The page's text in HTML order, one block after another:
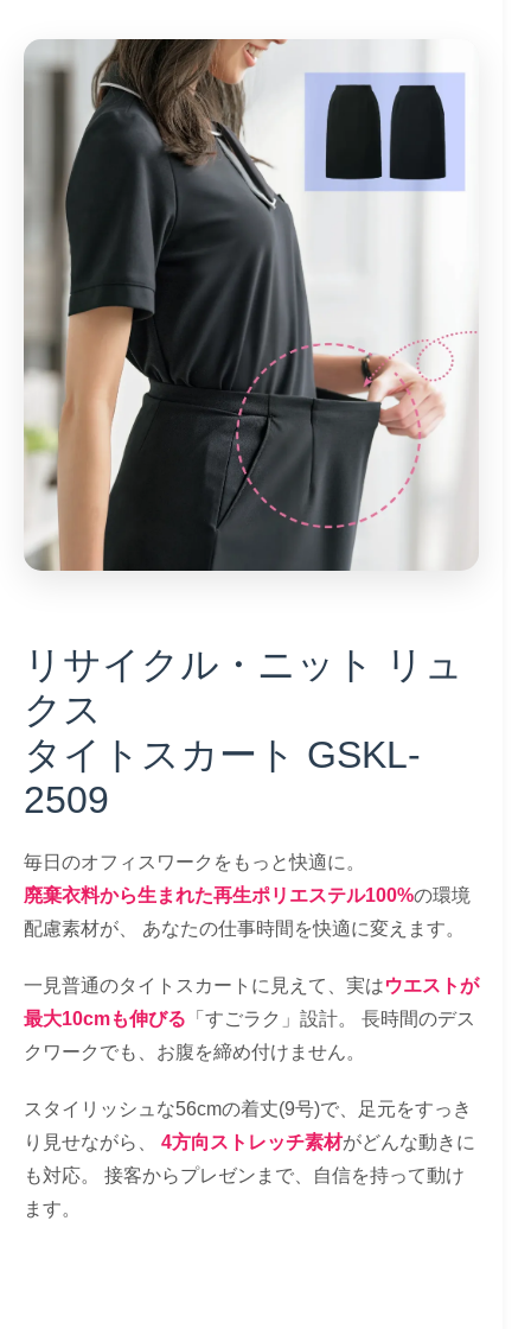
リサイクル・ニット リュ
クス
タイトスカート GSKL-
2509
毎日のオフィスワークをもっと快適に。
廃棄衣料から生まれた再生ポリエステル100%の環境
配慮素材が、 あなたの仕事時間を快適に変えます。
一見普通のタイトスカートに見えて、実はウエストが
最大10cmも伸びる 「すごラク」設計。 長時間のデス
クワークでも、お腹を締め付けません。
スタイリッシュな56cmの着丈(9号)で、足元をすっき
り見せながら、 4方向ストレッチ素材がどんな動きに
も対応。 接客からプレゼンまで、自信を持って動け
ます。